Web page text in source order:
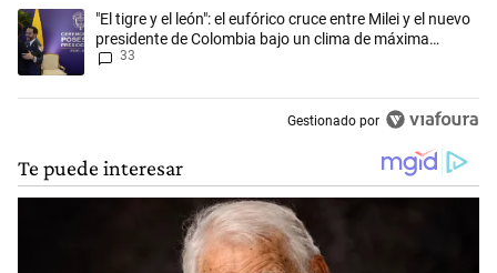
Un artículo de tendencia con el título ""El tigre y el león": el eufórico
"El tigre y el león": el eufórico cruce entre Milei y el nuevo
presidente de Colombia bajo un clima de máxima
tensión
33
Gestionado por